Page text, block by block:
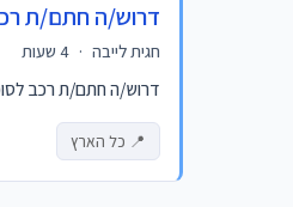
דרוש/ה חתם/ת רכב /
חגית לייבה ·
דרוש/ה חתם/ת רכב
📍 כל הארץ